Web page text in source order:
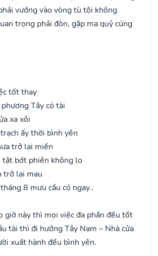
vướng vào vòng tù tội không
trọng phải đòn, gặp ma quỷ cúng
tốt thay
Tây có tài
xa xôi
ấy thời bình yên
trở lại miền
tật bớt phiền không lo
trở lại mau
8 mưu cầu có ngay..
giờ này thì mọi việc đa phần đều tốt
tài thì đi hướng Tây Nam – Nhà cửa
xuất hành đều bình yên.